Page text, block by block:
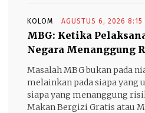
KOLOM AGUSTUS 6, 2026 8:15
MBG: Ketika
Negara Menanggung
Masalah MBG bukan pada
melainkan pada siapa yang
siapa yang menanggung
Makan Bergizi Gratis atau